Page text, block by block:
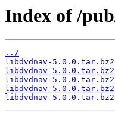
Index of /
../
libdvdnav-5.0.0.tar.bz2
libdvdnav-
libdvdnav-
libdvdnav-
libdvdnav-